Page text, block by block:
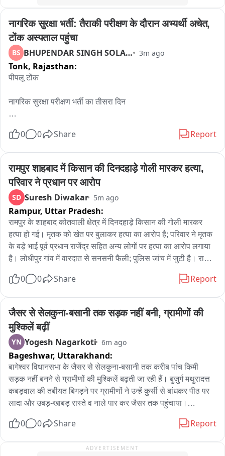
नागरिक सुरक्षा भर्ती: तैराकी परीक्षण के दौरान अभ्यर्थी अचेत,
टोंक अस्पताल पहुंचा
BS BHUPENDAR SINGH SOLANKI 3m ago
Tonk, Rajasthan:
पीपलू टोंक
नागरिक सुरक्षा परीक्षण भर्ती का तीसरा दिन
मौके से एम्बुलेंस द्वारा पीपलू सामुदायिक अस्पताल पहुंचाया गया
अस्पताल में प्राथमिक उपचार के बाद टोंक रेफर किया गया
0 0 Share Report
रामपुर शाहबाद में किसान की दिनदहाड़े गोली मारकर हत्या,
परिवार ने प्रधान पर आरोप
SD Suresh Diwakar 5m ago
Rampur, Uttar Pradesh:
रामपुर के शाहबाद कोतवाली क्षेत्र में दिनदहाड़े किसान की गोली मारकर
हत्या हो गई। मृतक को खेत पर बुलाकर हत्या का आरोप है; परिवार ने मृतक
के बड़े भाई पूर्व प्रधान राजेंद्र सहित अन्य लोगों पर हत्या का आरोप लगाया
है। लोधीपुर गांव में वारदात से सनसनी फैली; पुलिस जांच में जुटी है। राजेश
गोली मार दी गई। आसपास के लोगों में हड़कंप मच गया; पुलिस मौके पर
है कि वारदात में राजेश के बड़े भाई राजेंद्र और अन्य लोग शामिल थे, किन्तु
असल वजह पुलिस की जांच के बाद ही स्पष्ट हो पाएगी। पुलिस हर पहलू से
मामले की जांच कर रही है。
0 0 Share Report
जैसर से सेलकुना-बसानी तक सड़क नहीं बनी, ग्रामीणों की
मुश्किलें बढ़ीं
YN Yogesh Nagarkoti 6m ago
Bageshwar, Uttarakhand:
बागेश्वर विधानसभा के जैसर से सेलकुना-बसानी तक करीब पांच किमी
सड़क नहीं बनने से ग्रामीणों की मुश्किलें बढ़ती जा रही हैं। बुजुर्ग मथुरादत्त
कबड़वाल की तबीयत बिगड़ने पर ग्रामीणों ने उन्हें कुर्सी से बांधकर पीठ पर
लादा और उबड़-खाबड़ रास्ते व नाले पार कर जैसर तक पहुंचाया।
ग्रामीणों ने कहा कि सड़क के अभाव में विद्यार्थियों, महिलाओं, बुजुर्गों और
की मांग की जा रही है, लेकिन अब तक निर्माण शुरू नहीं हुआ। उन्होंने
0 0 Share Report
ADVERTISEMENT